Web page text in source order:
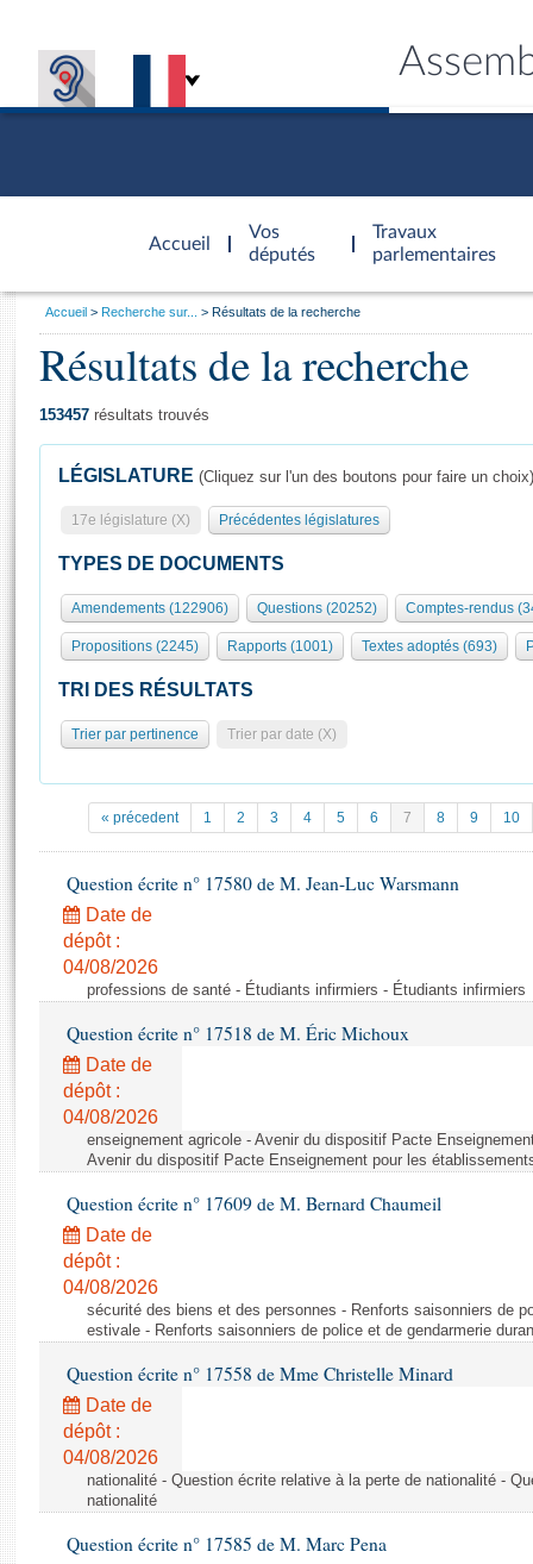
Accueil
d'accueil
Vos
députés
Travaux
parlementaires
Présidence
577 députés
Groupes politiques
Séance publique
Commissions et autres organes
Europe et International
Pétitions
Projets de loi
Propositions de loi
Amendements
Textes adoptés
Rapports d'information
Rapports d'enquête
Rapports législatifs
Baromètre de l’application des lois
Dossiers législatifs
Budget et sécurité sociale
Questions écrites et orales
Comptes rendus des débats
Général
Rôle et pouvoirs de l'Assemblée
Organisation de l'Assemblée
Présidence Conférence des Présidents Bureau Collège des
Statistiques et chiffres clés
Documents de référence
( Constitution | Règlement de l'Assemblée ... )
Histoire
Juniors
Anciennes législatures
Liens vers les sites publics
Visiter l'Assemblée
Visite virtuelle du palais Bourbon
Assister à une séance
La Bibliothèque
Contacts et plan d'accès
Photos libres de droit
Vous
Accueil Recherche sur... Résultats de la recherche
Résultats de la recherche
153457 résultats trouvés
LÉGISLATURE (Cliquez sur l'un des boutons pour faire un choix)
17e législature (X) Précédentes législatures
TYPES DE DOCUMENTS
Amendements (122906) Questions (20252) Comptes-rendus
Propositions (2245) Rapports (1001) Textes adoptés (693)
TRI DES RÉSULTATS
Trier par pertinence Trier par date (X)
« précedent 1 2 3 4 5 6 7 8 9 10
Question écrite n° 17580 de M. Jean-Luc Warsmann
Date de
dépôt :
04/08/2026
professions de santé - Étudiants infirmiers - Étudiants infirmiers
Question écrite n° 17518 de M. Éric Michoux
Date de
dépôt :
04/08/2026
enseignement agricole - Avenir du dispositif Pacte
Avenir du dispositif Pacte Enseignement pour les
Question écrite n° 17609 de M. Bernard Chaumeil
Date de
dépôt :
04/08/2026
sécurité des biens et des personnes - Renforts saisonniers de
estivale - Renforts saisonniers de police et de gendarmerie
Question écrite n° 17558 de Mme Christelle Minard
Date de
dépôt :
04/08/2026
nationalité - Question écrite relative à la perte de nationalité -
nationalité
Question écrite n° 17585 de M. Marc Pena